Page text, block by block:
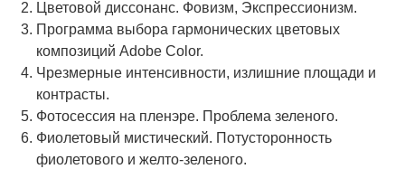
Цветовой диссонанс. Фовизм, Экспрессионизм.
Программа выбора гармонических цветовых
композиций Adobe Color.
Чрезмерные интенсивности, излишние площади и
контрасты.
Фотосессия на пленэре. Проблема зеленого.
Фиолетовый мистический. Потусторонность
фиолетового и желто-зеленого.